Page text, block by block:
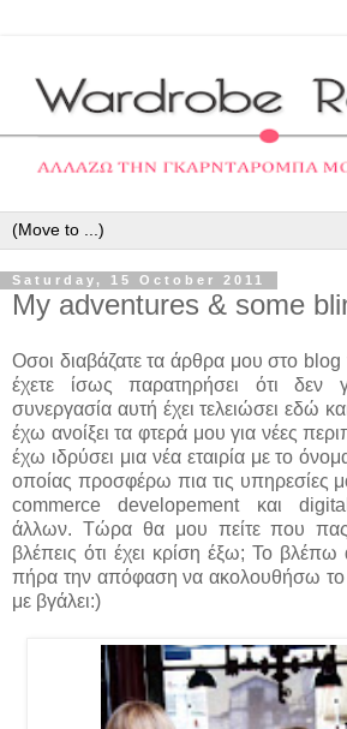
Saturday, 15 October 2011
My adventures & some
Οσοι διαβάζατε τα άρθρα μου στο blog
έχετε ίσως παρατηρήσει ότι
συνεργασία αυτή έχει τελειώσει εδώ
έχω ανοίξει τα φτερά μου για νέες
έχω ιδρύσει μια νέα εταιρία με το
οποίας προσφέρω πια τις υπηρεσίες
commerce developement και
άλλων. Τώρα θα μου πείτε που
βλέπεις ότι έχει κρίση έξω; Το
πήρα την απόφαση να ακολουθήσω το
με βγάλει:)